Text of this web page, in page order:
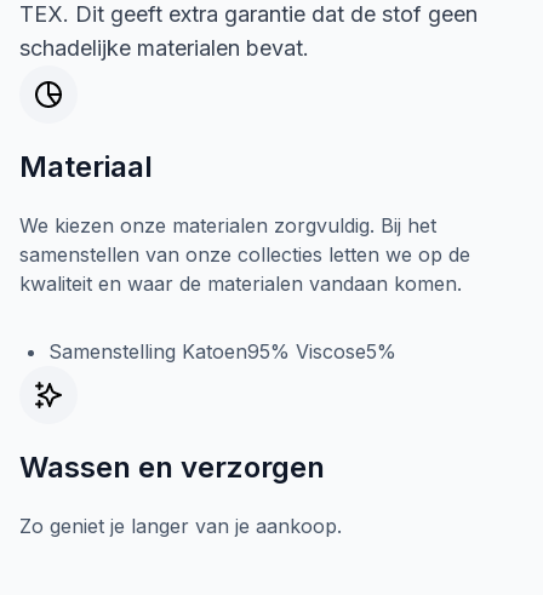
TEX. Dit geeft extra garantie dat de stof geen
schadelijke materialen bevat.
Materiaal
We kiezen onze materialen zorgvuldig. Bij het
samenstellen van onze collecties letten we op de
kwaliteit en waar de materialen vandaan komen.
Samenstelling Katoen95% Viscose5%
Wassen en verzorgen
Zo geniet je langer van je aankoop.